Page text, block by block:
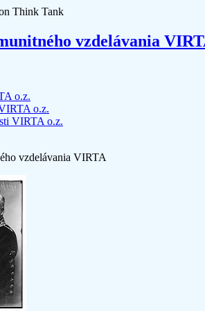
Think Tank
vzdelávania
o.z.
o.z.
VIRTA o.z.